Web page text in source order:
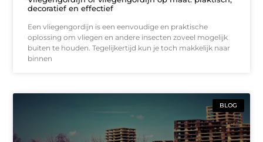
decoratief en effectief
Een vliegengordijn is een eenvoudige en praktische
oplossing om vliegen en andere insecten zoveel mogelijk
buiten te houden. Tegelijkertijd kun je toch makkelijk naar
binnen
BLOG